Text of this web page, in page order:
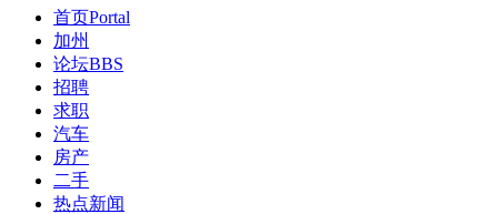
首页Portal
加州
论坛BBS
招聘
求职
汽车
房产
二手
热点新闻